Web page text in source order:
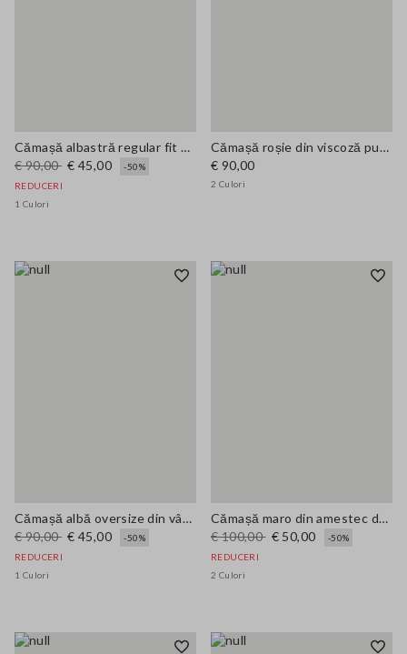
Cămașă albastră regular fit din amestec de bumbac cu buzunare
€ 90,00 € 45,00
-50%
REDUCERI
1 Culori
Cămașă roșie din viscoză pură regular fit cu guler serafino
€ 90,00
2 Culori
Cămașă albă oversize din vâscoză pură
€ 90,00 € 45,00
-50%
REDUCERI
1 Culori
Cămașă maro din amestec de Lyocell cu croială regular
€ 100,00 € 50,00
-50%
REDUCERI
2 Culori